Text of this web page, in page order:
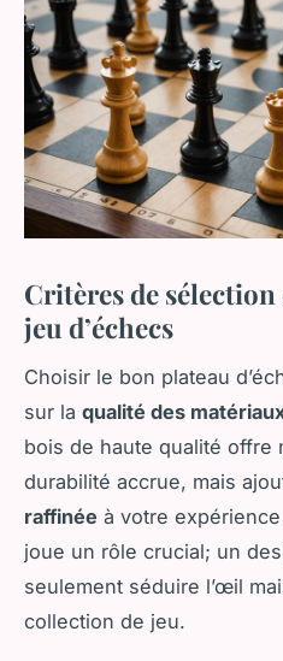
Critères de sélection
jeu d’échecs
Choisir le bon plateau
sur la qualité des
bois de haute qualité offre
durabilité accrue, mais
raffinée à votre
joue un rôle crucial; un
seulement séduire l’œil
collection de jeu.